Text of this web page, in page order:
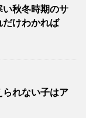
い秋冬時期のサ
だけわかれば
られない子はア